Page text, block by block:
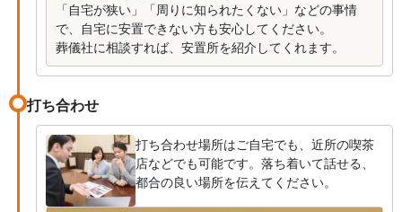
「自宅が狭い」「周りに知られたくない」などの事情
で、自宅に安置できない方も安心してください。
葬儀社に相談すれば、安置所を紹介してくれます。
打ち合わせ
打ち合わせ場所はご自宅でも、近所の喫茶
店などでも可能です。落ち着いて話せる、
都合の良い場所を伝えてください。